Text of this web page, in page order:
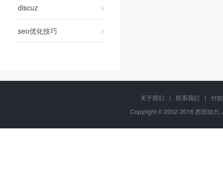
discuz
seo优化技巧
关于我们 | 联系我们 |
付
Copyright © 2002-2016 西部动